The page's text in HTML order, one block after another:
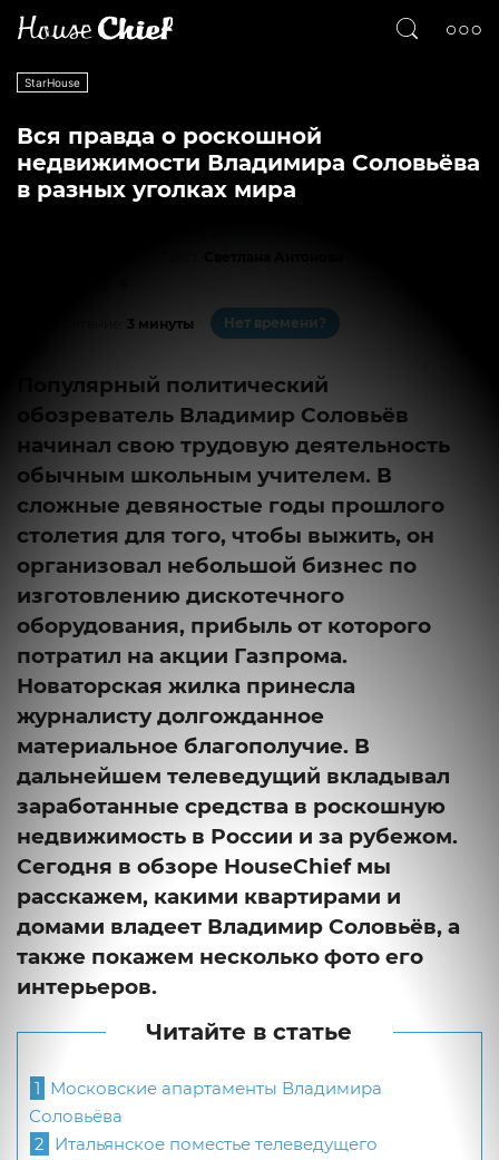
StarHouse
Вся правда о роскошной
недвижимости Владимира Соловьёва
в разных уголках мира
3 минуты Нет времени?
Популярный политический
обозреватель Владимир Соловьёв
начинал свою трудовую деятельность
обычным школьным учителем. В
сложные девяностые годы прошлого
столетия для того, чтобы выжить, он
организовал небольшой бизнес по
изготовлению дискотечного
оборудования, прибыль от которого
потратил на акции Газпрома.
Новаторская жилка принесла
журналисту долгожданное
материальное благополучие. В
дальнейшем телеведущий вкладывал
заработанные средства в роскошную
недвижимость в России и за рубежом.
Сегодня в обзоре HouseChief мы
расскажем, какими квартирами и
домами владеет Владимир Соловьёв, а
также покажем несколько фото его
интерьеров.
Читайте в статье
1 Московские апартаменты Владимира
Соловьёва
2 Итальянское поместье телеведущего